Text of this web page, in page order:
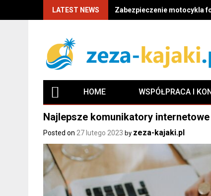
LATEST NEWS Zabezpieczenie motocykla
HOME WSPÓŁPRACA I
Najlepsze komunikatory
Posted on 27 lutego 2023 by zeza-kajaki.pl